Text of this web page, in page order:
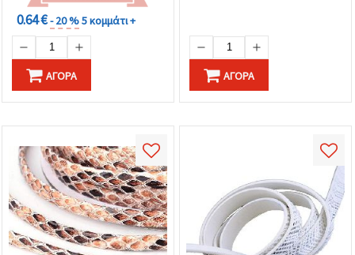
0.64 €- 20 %5 κομμάτι +
ΑΓΟΡΆ ΑΓΟΡΆ